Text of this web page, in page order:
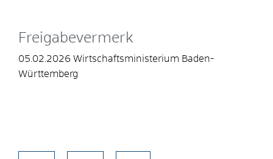
Freigabevermerk
05.02.2026 Wirtschaftsministerium Baden-
Württemberg